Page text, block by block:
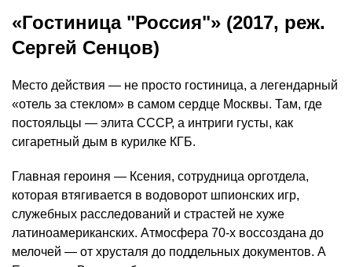
«Гостиница "Россия"» (2017, реж.
Сергей Сенцов)
Место действия — не просто гостиница, а легендарный
«отель за стеклом» в самом сердце Москвы. Там, где
постояльцы — элита СССР, а интриги густы, как
сигаретный дым в курилке КГБ.
Главная героиня — Ксения, сотрудница орготдела,
которая втягивается в водоворот шпионских игр,
служебных расследований и страстей не хуже
латиноамериканских. Атмосфера 70-х воссоздана до
мелочей — от хрусталя до поддельных документов. А